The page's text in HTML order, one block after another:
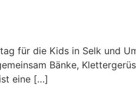
für die Kids in Selk und
Bänke,
eine […]